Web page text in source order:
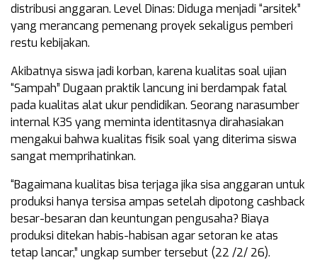
distribusi anggaran. Level Dinas: Diduga menjadi “arsitek”
yang merancang pemenang proyek sekaligus pemberi
restu kebijakan.
Akibatnya siswa jadi korban, karena kualitas soal ujian
“Sampah” Dugaan praktik lancung ini berdampak fatal
pada kualitas alat ukur pendidikan. Seorang narasumber
internal K3S yang meminta identitasnya dirahasiakan
mengakui bahwa kualitas fisik soal yang diterima siswa
sangat memprihatinkan.
“Bagaimana kualitas bisa terjaga jika sisa anggaran untuk
produksi hanya tersisa ampas setelah dipotong cashback
besar-besaran dan keuntungan pengusaha? Biaya
produksi ditekan habis-habisan agar setoran ke atas
tetap lancar,” ungkap sumber tersebut (22 /2/ 26).